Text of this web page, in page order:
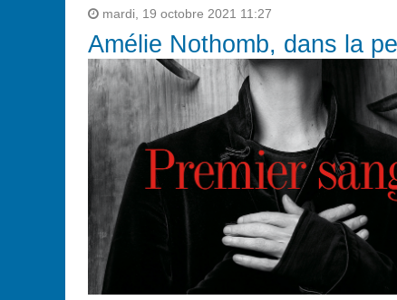
mardi, 19 octobre 2021 11:27
Amélie Nothomb, dans la